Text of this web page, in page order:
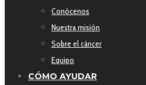
Conócenos
Nuestra misión
Sobre el cáncer
Equipo
CÓMO AYUDAR